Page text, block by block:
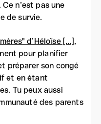
n’est pas une
de survie.
d’Héloïse [...],
pour planifier
préparer son congé
et en étant
Tu peux aussi
des parents